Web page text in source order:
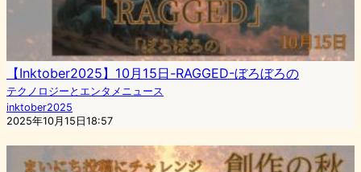
【Inktober2025】10月15日-RAGGED-ぼろぼろの
テクノロジーとエンタメニュース
inktober2025
2025年10月15日18:57